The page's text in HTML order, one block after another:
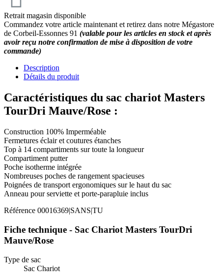
Retrait magasin disponible
Commandez votre article maintenant et retirez dans notre Mégastore
de Corbeil-Essonnes 91 (valable pour les articles en stock et après
avoir reçu notre confirmation de mise à disposition de votre
commande)
Description
Détails du produit
Caractéristiques du sac chariot Masters
TourDri Mauve/Rose :
Construction 100% Imperméable
Fermetures éclair et coutures étanches
Top à 14 compartiments sur toute la longueur
Compartiment putter
Poche isotherme intégrée
Nombreuses poches de rangement spacieuses
Poignées de transport ergonomiques sur le haut du sac
Anneau pour serviette et porte-parapluie inclus
Référence 00016369|SANS|TU
Fiche technique - Sac Chariot Masters TourDri
Mauve/Rose
Type de sac
Sac Chariot